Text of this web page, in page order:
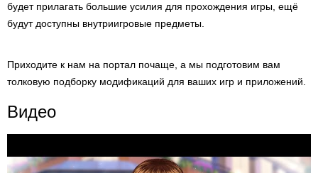
будет прилагать большие усилия для прохождения игры, ещё
будут доступны внутриигровые предметы.
Приходите к нам на портал почаще, а мы подготовим вам
толковую подборку модификаций для ваших игр и приложений.
Видео